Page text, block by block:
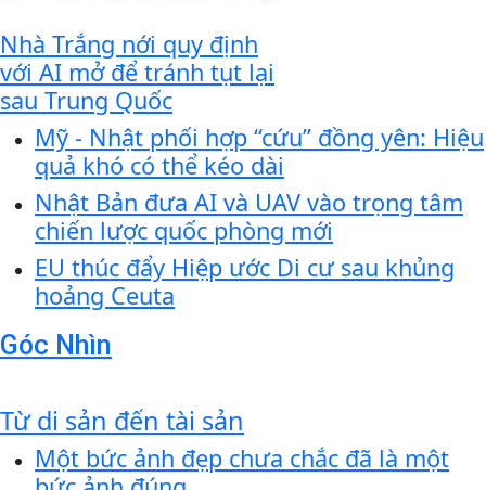
Nhà Trắng nới quy định
với AI mở để tránh tụt lại
sau Trung Quốc
Mỹ - Nhật phối hợp “cứu” đồng yên: Hiệu
quả khó có thể kéo dài
Nhật Bản đưa AI và UAV vào trọng tâm
chiến lược quốc phòng mới
EU thúc đẩy Hiệp ước Di cư sau khủng
hoảng Ceuta
Góc Nhìn
Từ di sản đến tài sản
Một bức ảnh đẹp chưa chắc đã là một